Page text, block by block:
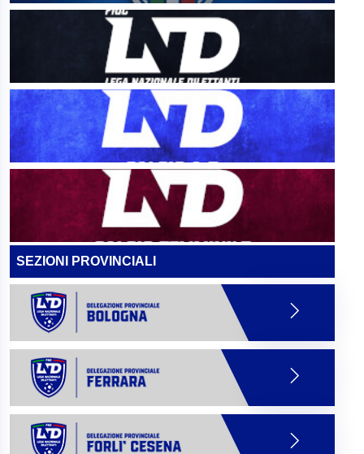
SEZIONI PROVINCIALI